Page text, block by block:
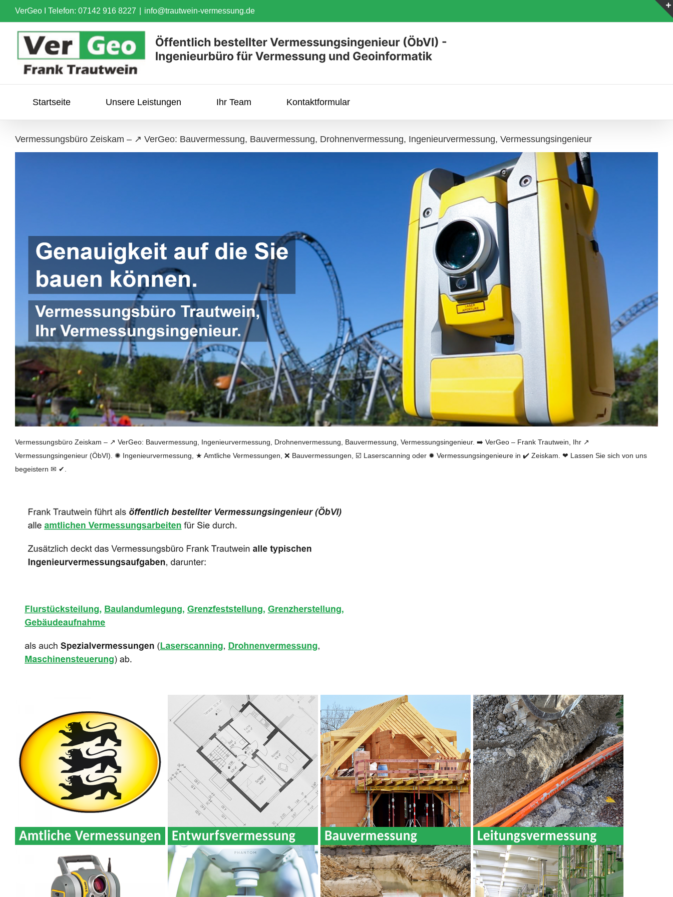
Skip
to
content
VerGeo I Telefon: 07142 916 8227 info@trautwein-vermessung.de
Startseite Unsere Leistungen Ihr Team Kontaktformular
Vermessungsbüro Zeiskam – ↗️ VerGeo: Bauvermessung, Bauvermessung, Drohnenvermessung, Ingenieurvermessung, Vermessungsingenieur
Vermessungsbüro Zeiskam – ↗️ VerGeo: Bauvermessung, Ingenieurvermessung, Drohnenvermessung, Bauvermessung, Vermessungsingenieur. ➡️ VerGeo – Frank Trautwein, Ihr ↗️
Vermessungsingenieur (ÖbVI). ✺ Ingenieurvermessung, ★ Amtliche Vermessungen, ❌ Bauvermessungen, ☑️ Laserscanning oder ✹ Vermessungsingenieure in ✔️ Zeiskam. ❤ Lassen Sie sich von uns
begeistern ✉ ✔.